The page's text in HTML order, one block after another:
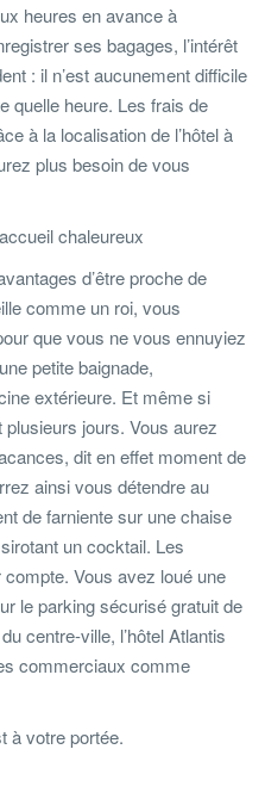
heures en avance à
ses bagages, l’intérêt
: il n’est aucunement difficile
quelle heure. Les frais de
à la localisation de l’hôtel à
plus besoin de vous
chaleureux
d’être proche de
comme un roi, vous
que vous ne vous ennuyiez
petite baignade,
extérieure. Et même si
jours. Vous aurez
dit en effet moment de
ainsi vous détendre au
de farniente sur une chaise
un cocktail. Les
Vous avez loué une
le parking sécurisé gratuit de
centre-ville, l’hôtel Atlantis
commerciaux comme
à votre portée.